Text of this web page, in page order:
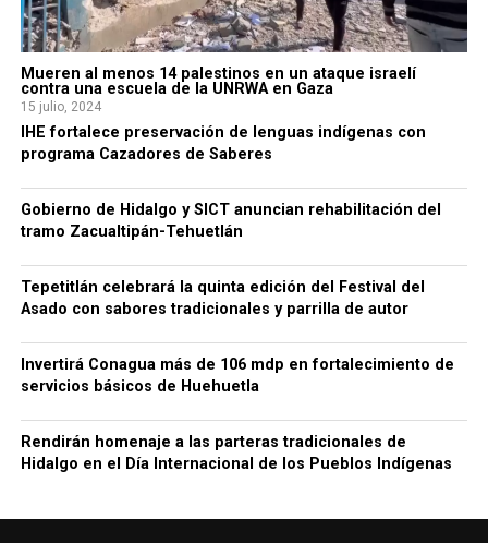
Mueren al menos 14 palestinos en un ataque israelí
contra una escuela de la UNRWA en Gaza
15 julio, 2024
IHE fortalece preservación de lenguas indígenas con
programa Cazadores de Saberes
Gobierno de Hidalgo y SICT anuncian rehabilitación del
tramo Zacualtipán-Tehuetlán
Tepetitlán celebrará la quinta edición del Festival del
Asado con sabores tradicionales y parrilla de autor
Invertirá Conagua más de 106 mdp en fortalecimiento de
servicios básicos de Huehuetla
Rendirán homenaje a las parteras tradicionales de
Hidalgo en el Día Internacional de los Pueblos Indígenas